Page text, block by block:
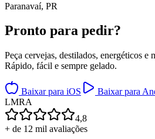
Paranavaí, PR
Pronto para pedir?
Peça cervejas, destilados, energéticos e
Rápido, fácil e sempre gelado.
Baixar para iOS
Baixar para
LMRA
4,8
+ de 12 mil avaliações